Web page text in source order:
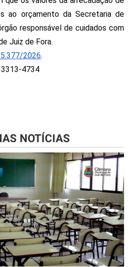
ao orçamento da Secretaria de
responsável de cuidados com
Juiz de Fora.
2026.
3313-4734
NOTÍCIAS